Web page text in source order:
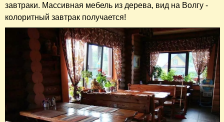
завтраки. Массивная мебель из дерева, вид на Волгу -
колоритный завтрак получается!